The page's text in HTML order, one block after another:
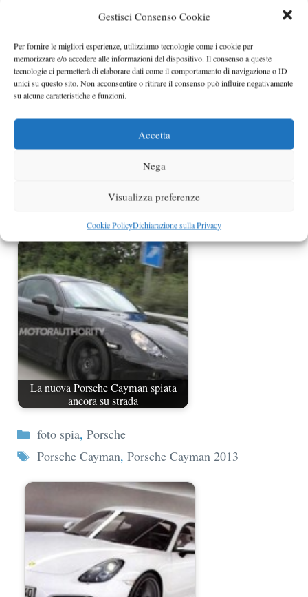
Gestisci Consenso Cookie
Per fornire le migliori esperienze, utilizziamo tecnologie come i cookie per
memorizzare e/o accedere alle informazioni del dispositivo. Il consenso a queste
tecnologie ci permetterà di elaborare dati come il comportamento di navigazione o ID
unici su questo sito. Non acconsentire o ritirare il consenso può influire negativamente
su alcune caratteristiche e funzioni.
Accetta
Nega
Visualizza preferenze
Cookie PolicyDichiarazione sulla Privacy
Nuova Porsche Cayman 2013 ancora
spiata
variante Turbo?
La nuova Porsche Cayman spiata
ancora su strada
Categorie
foto spia, Porsche
Tag
Porsche Cayman, Porsche Cayman 2013